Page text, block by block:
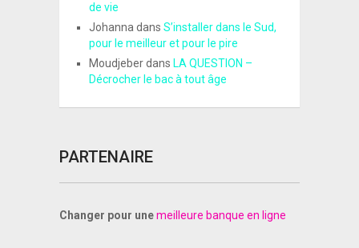
de vie
Johannadans S’installer dans le Sud,
pour le meilleur et pour le pire
Moudjeberdans LA QUESTION –
Décrocher le bac à tout âge
PARTENAIRE
Changer pour unemeilleure banque en ligne